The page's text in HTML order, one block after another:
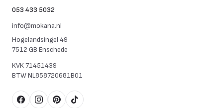
053 433 5032
info@mokana.nl
Hogelandsingel 49
7512 GB Enschede
KVK71451439
BTWNL858720681B01
FacebookInstagram
Pinterest
TikTok